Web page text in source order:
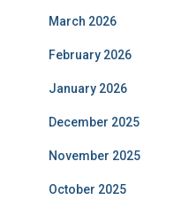
March 2026
February 2026
January 2026
December 2025
November 2025
October 2025